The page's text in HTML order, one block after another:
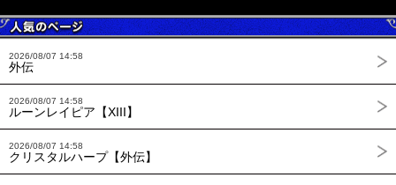
2026/08/07 14:58
外伝
2026/08/07 14:58
ルーンレイピア【XIII】
2026/08/07 14:58
クリスタルハープ【外伝】